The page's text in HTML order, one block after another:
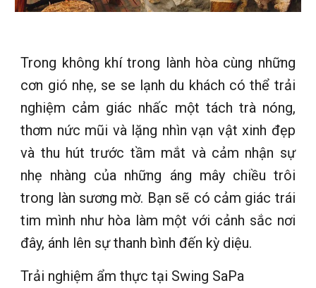
Trong không khí trong lành hòa cùng những
cơn gió nhẹ, se se lạnh du khách có thể trải
nghiệm cảm giác nhấc một tách trà nóng,
thơm nức mũi và lặng nhìn vạn vật xinh đẹp
và thu hút trước tầm mắt và cảm nhận sự
nhẹ nhàng của những áng mây chiều trôi
trong làn sương mờ. Bạn sẽ có cảm giác trái
tim mình như hòa làm một với cảnh sắc nơi
đây, ánh lên sự thanh bình đến kỳ diệu.
Trải nghiệm ẩm thực tại Swing SaPa